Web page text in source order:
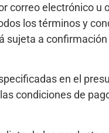
correo electrónico u
los términos y
sujeta a
en el
condiciones de